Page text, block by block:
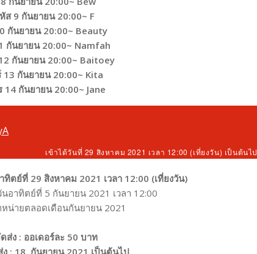
ส 9 กันยายน20:00~ F
กันยายน 20:00~ Beauty
กันยายน 20:00~ Namfah
กันยายน20:00~ Baitoey
13 กันยายน20:00~ Kita
14 กันยายน 20:00~ Jane
เข้าได้วันที่ 29 สิงหาคม 2021 เวลา 12:00 (เที่ยงวัน) เป็นต้นไป
ทิตย์ที่ 29 สิงหาคม 2021 เวลา 12:00 (เที่ยงวัน)
อาทิตย์ที่ 5 กันยายน 2021 เวลา 12:00
น่ายตลอดเดือนกันยายน 2021
ส่ง : ออเดอร์ละ 50 บาท
ง : 18 กันยายน 2021 เป็นต้นไป